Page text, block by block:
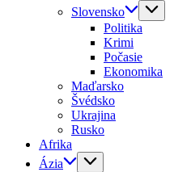
Slovensko
Politika
Krimi
Počasie
Ekonomika
Maďarsko
Švédsko
Ukrajina
Rusko
Afrika
Ázia